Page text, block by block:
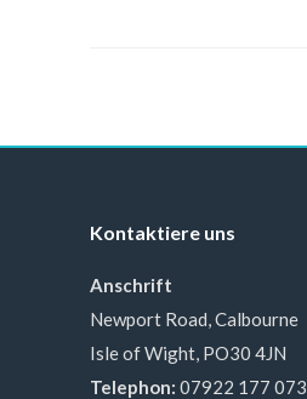
Kontaktiere uns
Anschrift
Newport Road, Calbourne
Isle of Wight, PO30 4JN
Telephon: 07922 177 073